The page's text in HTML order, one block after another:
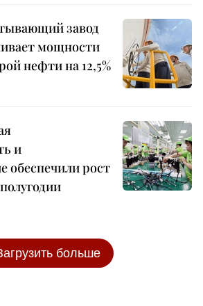
завод
мощности
нефти на 12,5%
и
обеспечили рост
больше